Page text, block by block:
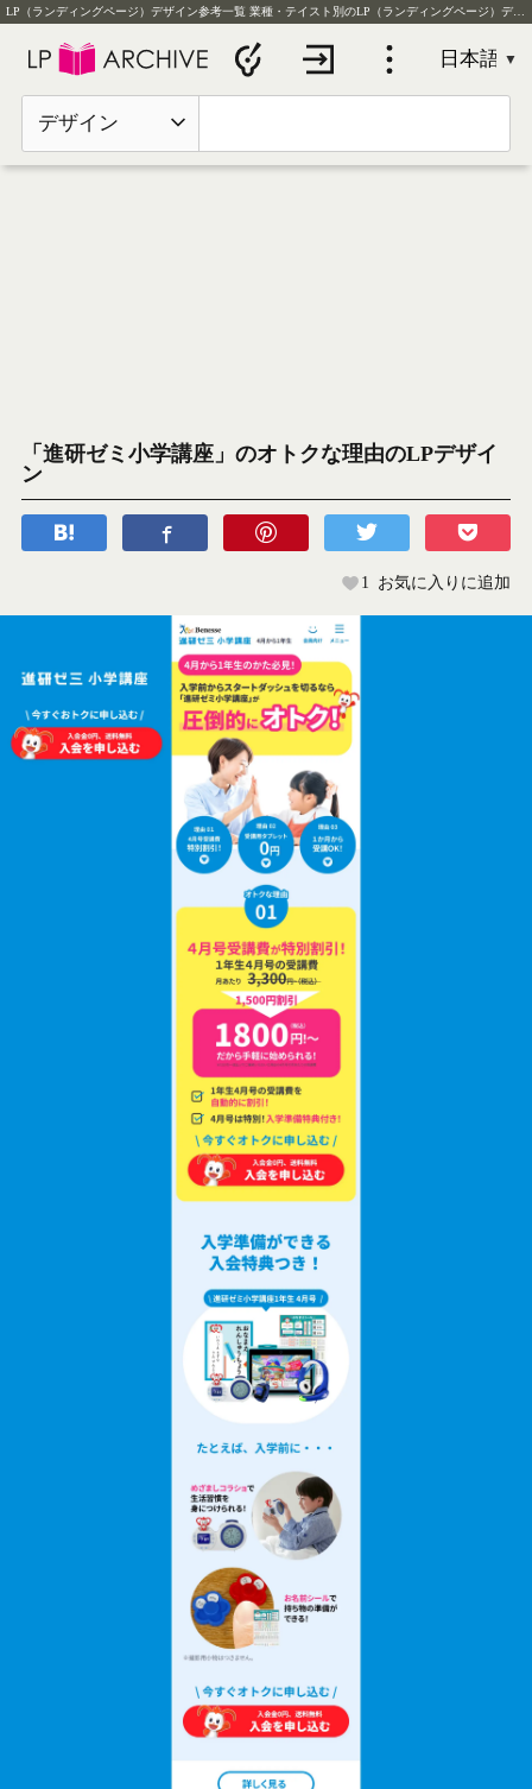
LP（ランディングページ）デザイン参考一覧 業種・テイスト別のLP（ランディングページ）デザイン実例を毎日更新
デザイン
「進研ゼミ小学講座」のオトクな理由のLPデザイ
ン
1 お気に入りに追加